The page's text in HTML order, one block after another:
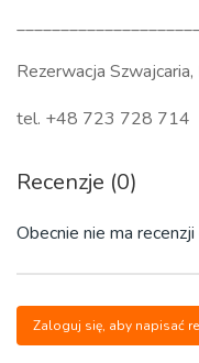
Rezerwacja
tel. +48 723 728 714
Recenzje (0)
Obecnie nie ma
Zaloguj się, aby napisać